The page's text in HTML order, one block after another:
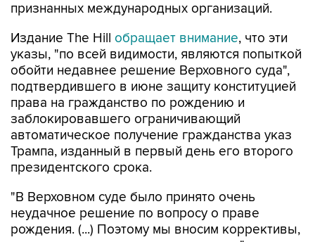
Издание The Hillобращает внимание, что эти
обойти недавнее решение Верховного суда",
подтвердившего в июне защиту конституцией
права на гражданство по рождению и
заблокировавшего ограничивающий
автоматическое получение гражданства указ
Трампа, изданный в первый день его второго
президентского срока.
"В Верховном суде было принято очень
рождения. (...) Поэтому мы вносим коррективы,
потому что это очень несправедливо", -
пояснил президент.